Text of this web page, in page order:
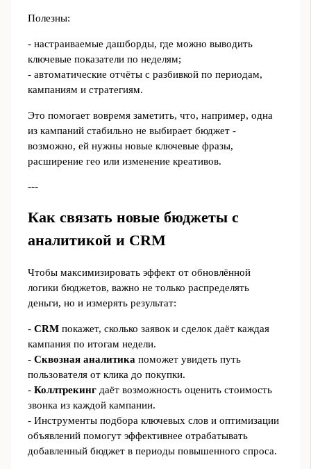
Полезны:
- настраиваемые дашборды, где можно выводить
ключевые показатели по неделям;
- автоматические отчёты с разбивкой по периодам,
кампаниям и стратегиям.
Это помогает вовремя заметить, что, например, одна
из кампаний стабильно не выбирает бюджет -
возможно, ей нужны новые ключевые фразы,
расширение гео или изменение креативов.
---
Как связать новые бюджеты с
аналитикой и CRM
Чтобы максимизировать эффект от обновлённой
логики бюджетов, важно не только распределять
деньги, но и измерять результат:
- CRMпокажет, сколько заявок и сделок даёт каждая
кампания по итогам недели.
- Сквозная аналитика поможет увидеть путь
пользователя от клика до покупки.
- Коллтрекингдаёт возможность оценить стоимость
звонка из каждой кампании.
- Инструменты подбора ключевых слов и оптимизации
объявлений помогут эффективнее отрабатывать
добавленный бюджет в периоды повышенного спроса.